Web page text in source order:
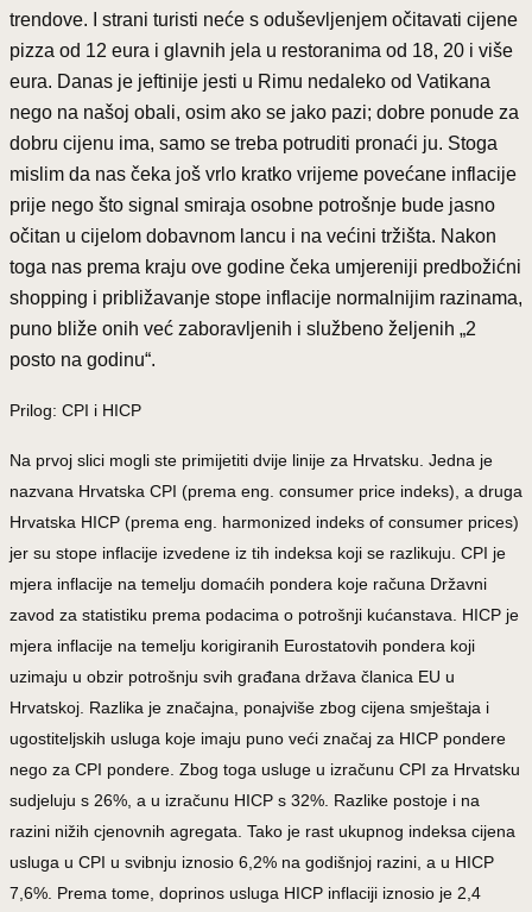
trendove. I strani turisti neće s oduševljenjem očitavati cijene
pizza od 12 eura i glavnih jela u restoranima od 18, 20 i više
eura. Danas je jeftinije jesti u Rimu nedaleko od Vatikana
nego na našoj obali, osim ako se jako pazi; dobre ponude za
dobru cijenu ima, samo se treba potruditi pronaći ju. Stoga
mislim da nas čeka još vrlo kratko vrijeme povećane inflacije
prije nego što signal smiraja osobne potrošnje bude jasno
očitan u cijelom dobavnom lancu i na većini tržišta. Nakon
toga nas prema kraju ove godine čeka umjereniji predbožićni
shopping i približavanje stope inflacije normalnijim razinama,
puno bliže onih već zaboravljenih i službeno željenih „2
posto na godinu“.
Prilog: CPI i HICP
Na prvoj slici mogli ste primijetiti dvije linije za Hrvatsku. Jedna je
nazvana Hrvatska CPI (prema eng. consumer price indeks), a druga
Hrvatska HICP (prema eng. harmonized indeks of consumer prices)
jer su stope inflacije izvedene iz tih indeksa koji se razlikuju. CPI je
mjera inflacije na temelju domaćih pondera koje računa Državni
zavod za statistiku prema podacima o potrošnji kućanstava. HICP je
mjera inflacije na temelju korigiranih Eurostatovih pondera koji
uzimaju u obzir potrošnju svih građana država članica EU u
Hrvatskoj. Razlika je značajna, ponajviše zbog cijena smještaja i
ugostiteljskih usluga koje imaju puno veći značaj za HICP pondere
nego za CPI pondere. Zbog toga usluge u izračunu CPI za Hrvatsku
sudjeluju s 26%, a u izračunu HICP s 32%. Razlike postoje i na
razini nižih cjenovnih agregata. Tako je rast ukupnog indeksa cijena
usluga u CPI u svibnju iznosio 6,2% na godišnjoj razini, a u HICP
7,6%. Prema tome, doprinos usluga HICP inflaciji iznosio je 2,4